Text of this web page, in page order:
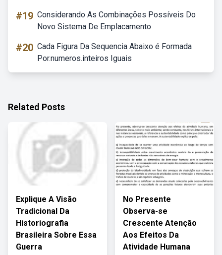
#19 Considerando As Combinações Possíveis Do
Novo Sistema De Emplacamento
#20 Cada Figura Da Sequencia Abaixo é Formada
Por.numeros.inteiros Iguais
Related Posts
Explique A Visão
Tradicional Da
Historiografia
Brasileira Sobre Essa
Guerra
No Presente
Observa-se
Crescente Atenção
Aos Efeitos Da
Atividade Humana